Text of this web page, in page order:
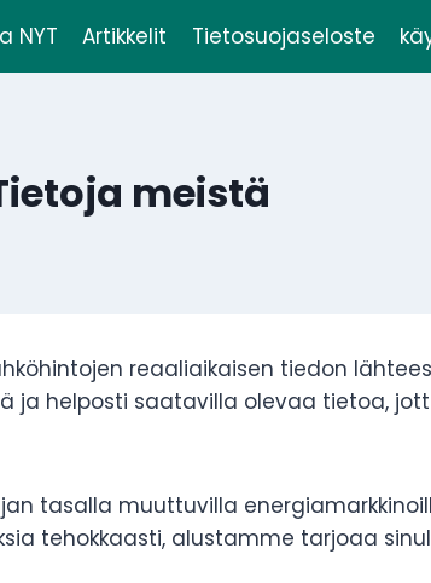
NYT Artikkelit Tietosuojaseloste
meistä
reaaliaikaisen tiedon
ja helposti saatavilla olevaa tietoa,
tasalla muuttuvilla
tehokkaasti, alustamme tarjoaa